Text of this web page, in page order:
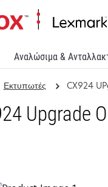
Αναλώσιμα &
Εκτυπωτές CX924
Upgrade